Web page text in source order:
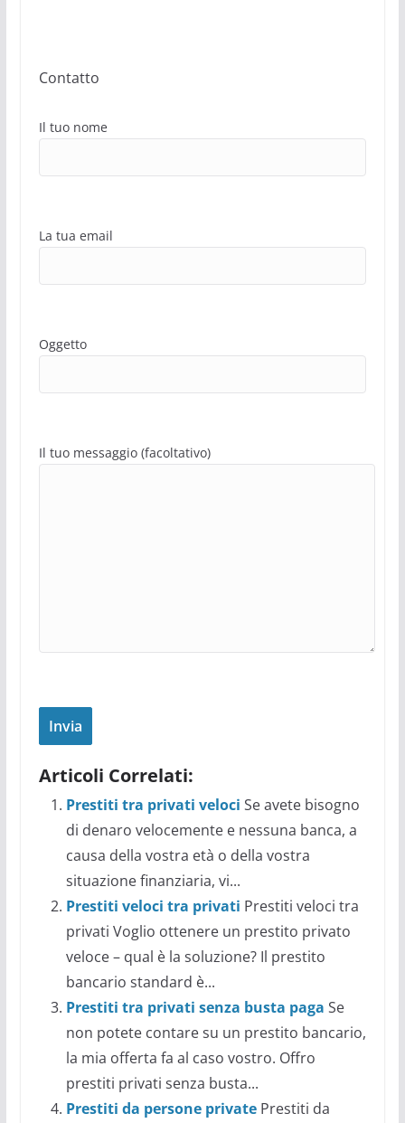
Contatto
Il tuo nome
La tua email
Oggetto
Il tuo messaggio (facoltativo)
Articoli Correlati:
Prestiti tra privati veloci Se avete bisogno
di denaro velocemente e nessuna banca, a
causa della vostra età o della vostra
situazione finanziaria, vi...
Prestiti veloci tra privati Prestiti veloci tra
privati Voglio ottenere un prestito privato
veloce – qual è la soluzione? Il prestito
bancario standard è...
Prestiti tra privati senza busta paga Se
non potete contare su un prestito bancario,
la mia offerta fa al caso vostro. Offro
prestiti privati senza busta...
Prestiti da persone private Prestiti da